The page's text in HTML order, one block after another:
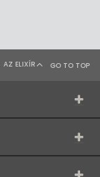
AZ ELIXÍR GO TO TOP